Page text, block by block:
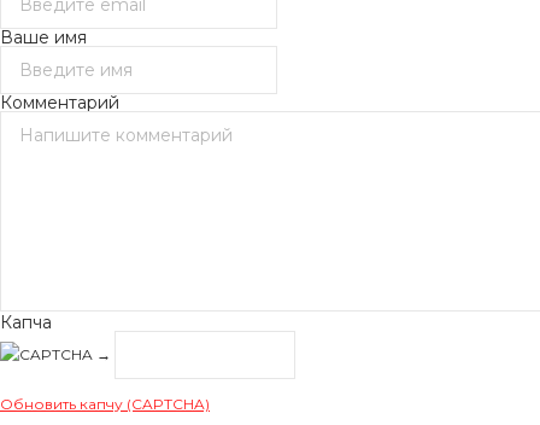
Ваше имя
Комментарий
Капча
→
Обновить капчу (CAPTCHA)